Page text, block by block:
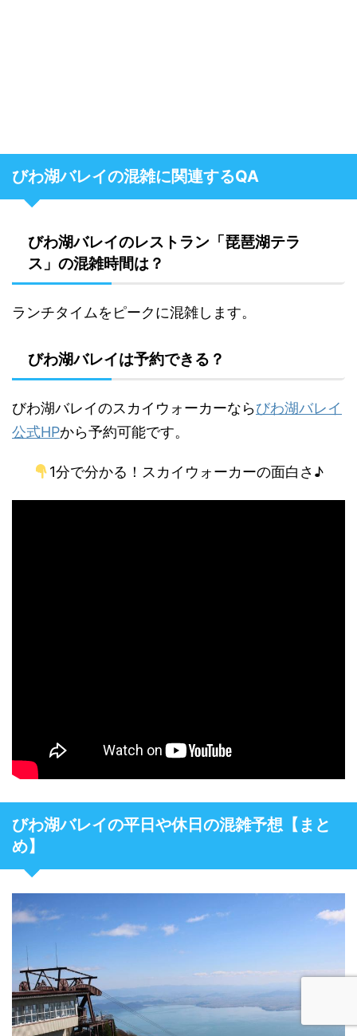
びわ湖バレイの混雑に関連するQA
びわ湖バレイのレストラン「琵琶湖テラ
ス」の混雑時間は？
ランチタイムをピークに混雑します。
びわ湖バレイは予約できる？
びわ湖バレイのスカイウォーカーならびわ湖バレイ
公式HPから予約可能です。
1分で分かる！スカイウォーカーの面白さ♪
びわ湖バレイの平日や休日の混雑予想【まと
め】